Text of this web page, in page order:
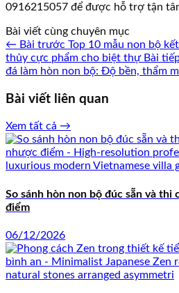
0916215057 để được hỗ trợ tận
Bài viết cùng chuyên mục
← Bài trước Top 10 mẫu non bộ
thủy cực phẩm cho biệt thự Bài
đá làm hòn non bộ: Độ bền, thẩm
Bài viết liên quan
Xem tất cả →
So sánh hòn non bộ đúc sẵn và
điểm
06/12/2026